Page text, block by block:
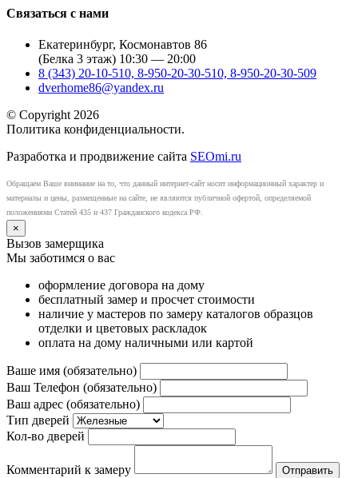
Связаться с нами
Екатеринбург, Космонавтов 86
(Белка 3 этаж) 10:30 — 20:00
8 (343) 20-10-510, 8-950-20-30-510, 8-950-20-30-509
dverhome86@yandex.ru
© Copyright 2026
Политика конфиденциальности.
Разработка и продвижение сайта SEOmi.ru
Обращаем Ваше внимание на то, что данный интернет-сайт носит информационный характер и
материалы и цены, размещенные на сайте, не являются публичной офертой, определяемой
положениями Статей 435 и 437 Гражданского кодекса РФ.
×
Вызов замерщика
Мы заботимся о вас
оформление договора на дому
бесплатный замер и просчет стоимости
наличие у мастеров по замеру каталогов образцов
отделки и цветовых раскладок
оплата на дому наличными или картой
Ваше имя (обязательно)
Ваш Телефон (обязательно)
Ваш адрес (обязательно)
Тип дверей
Кол-во дверей
Комментарий к замеру